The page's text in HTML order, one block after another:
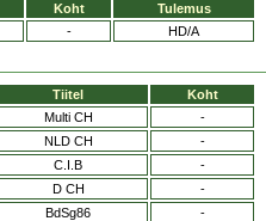
Koht
Tulemus
- HD/A
Tiitel
Koht
Multi CH
-
NLD CH
-
C.I.B
-
D CH
-
BdSg86 -